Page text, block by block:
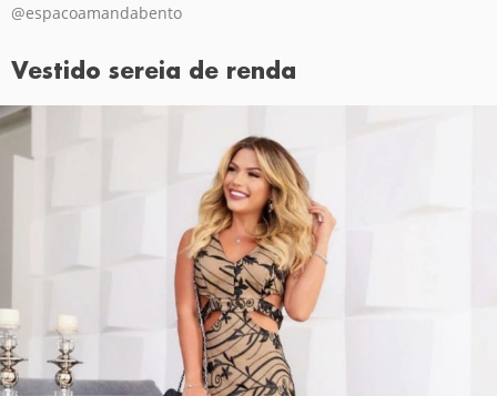
@espacoamandabento
Vestido sereia de renda